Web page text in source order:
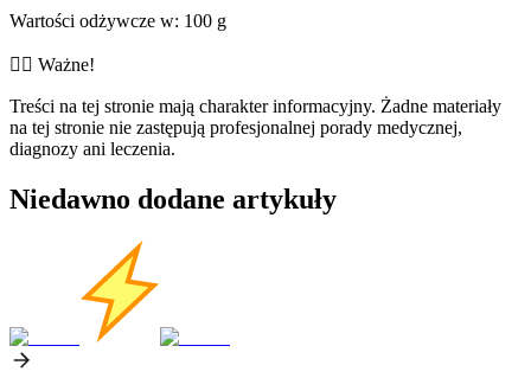
Wartości odżywcze w: 100 g
👨‍⚕️️ Ważne!
Treści na tej stronie mają charakter informacyjny. Żadne materiały
na tej stronie nie zastępują profesjonalnej porady medycznej,
diagnozy ani leczenia.
Niedawno dodane artykuły